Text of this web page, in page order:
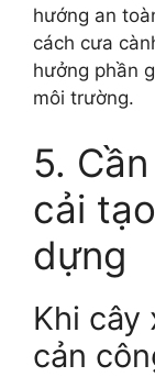
hướng an
cách cưa
hưởng phần
môi trường.
5.
cải
dựng
Khi cây
cản